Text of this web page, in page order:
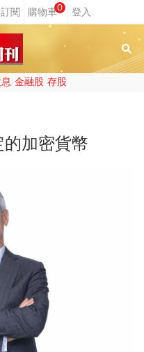
0
金融股 存股
加密貨幣